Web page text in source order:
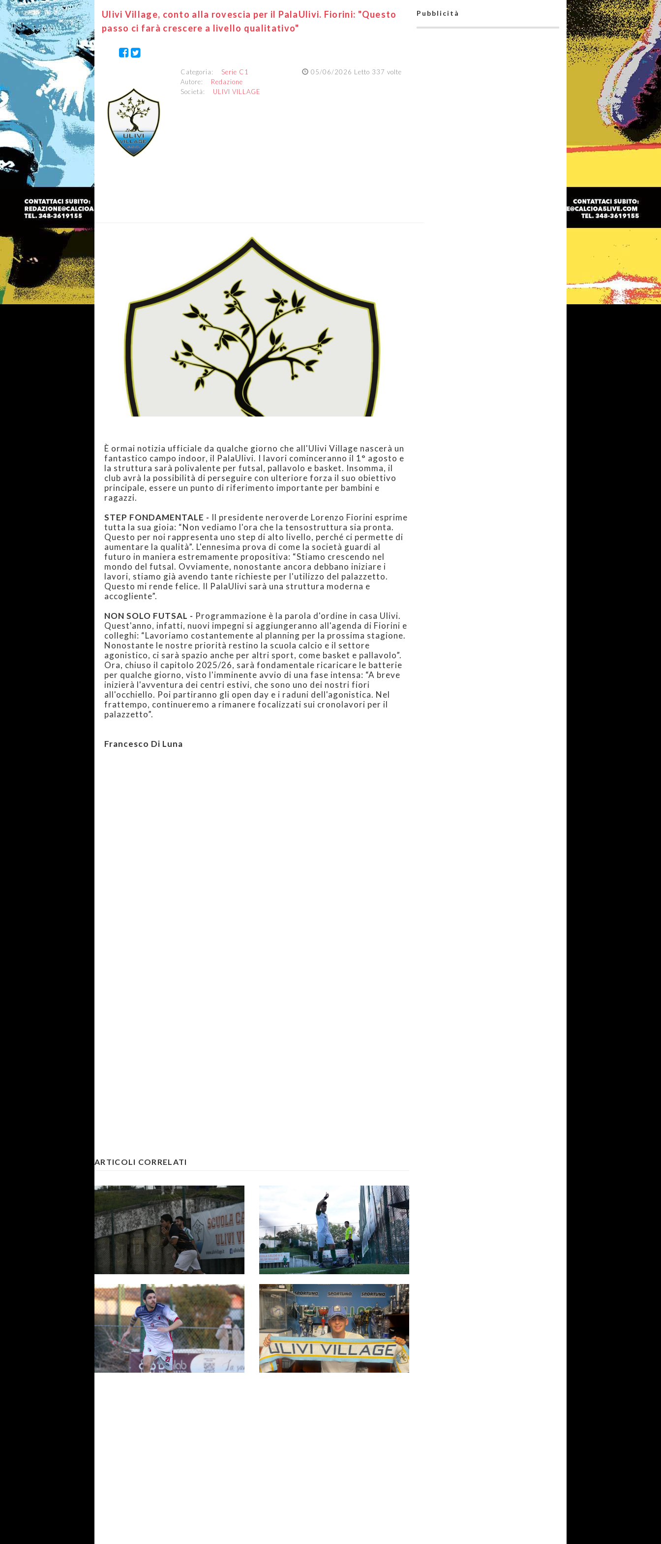
Ulivi Village, conto alla rovescia per il PalaUlivi. Fiorini: "Questo
passo ci farà crescere a livello qualitativo"
05/06/2026 Letto 337 volte
Categoria: Serie C1
Autore: Redazione
Società: ULIVI VILLAGE
È ormai notizia ufficiale da qualche giorno che all'Ulivi Village nascerà un
fantastico campo indoor, il PalaUlivi. I lavori cominceranno il 1° agosto e
la struttura sarà polivalente per futsal, pallavolo e basket. Insomma, il
club avrà la possibilità di perseguire con ulteriore forza il suo obiettivo
principale, essere un punto di riferimento importante per bambini e
ragazzi.
STEP FONDAMENTALE - Il presidente neroverde Lorenzo Fiorini esprime
tutta la sua gioia: “Non vediamo l'ora che la tensostruttura sia pronta.
Questo per noi rappresenta uno step di alto livello, perché ci permette di
aumentare la qualità”. L'ennesima prova di come la società guardi al
futuro in maniera estremamente propositiva: “Stiamo crescendo nel
mondo del futsal. Ovviamente, nonostante ancora debbano iniziare i
lavori, stiamo già avendo tante richieste per l'utilizzo del palazzetto.
Questo mi rende felice. Il PalaUlivi sarà una struttura moderna e
accogliente”.
NON SOLO FUTSAL - Programmazione è la parola d'ordine in casa Ulivi.
Quest'anno, infatti, nuovi impegni si aggiungeranno all'agenda di Fiorini e
colleghi: “Lavoriamo costantemente al planning per la prossima stagione.
Nonostante le nostre priorità restino la scuola calcio e il settore
agonistico, ci sarà spazio anche per altri sport, come basket e pallavolo”.
Ora, chiuso il capitolo 2025/26, sarà fondamentale ricaricare le batterie
per qualche giorno, visto l'imminente avvio di una fase intensa: “A breve
inizierà l'avventura dei centri estivi, che sono uno dei nostri fiori
all'occhiello. Poi partiranno gli open day e i raduni dell'agonistica. Nel
frattempo, continueremo a rimanere focalizzati sui cronolavori per il
palazzetto”.
Francesco Di Luna
ARTICOLI CORRELATI
Ulivi, Faenza resta una certezza:
"Siamo una grande famiglia. E
vogliamo riscattarci"
Ulivi, la fame di Di Michele: "Non
mi accontento mai. Obiettivi?
Possiamo dire la nostra"
Pubblicità